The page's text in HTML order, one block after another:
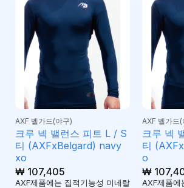
AXF 벨가드(야구)
크루 넥 밸런스 피트 L / S
티 (AXFxBelgard) navy
xo
₩107,405
AXF제품에는 집적기능성 미네랄
AXF 벨가드(
크루 넥
티
o
₩
AXF제품에